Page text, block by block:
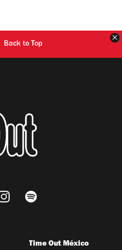
Back to Top
Time Out México